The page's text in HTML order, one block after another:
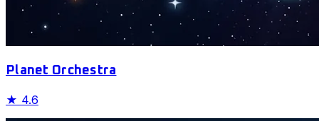
Planet Orchestra
★ 4.6